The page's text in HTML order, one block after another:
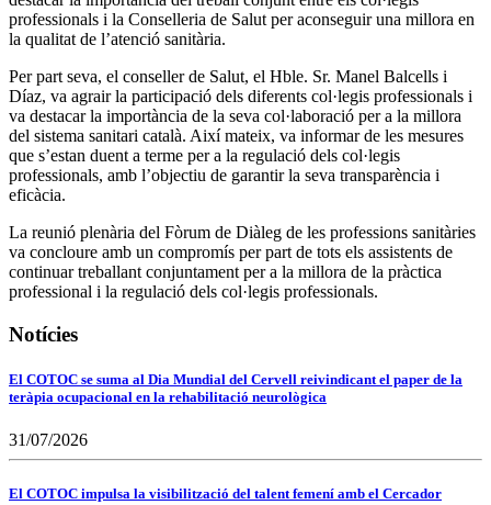
professionals i la Conselleria de Salut per aconseguir una millora en
la qualitat de l’atenció sanitària.
Per part seva, el conseller de Salut, el Hble. Sr. Manel Balcells i
Díaz, va agrair la participació dels diferents col·legis professionals i
va destacar la importància de la seva col·laboració per a la millora
del sistema sanitari català. Així mateix, va informar de les mesures
que s’estan duent a terme per a la regulació dels col·legis
professionals, amb l’objectiu de garantir la seva transparència i
eficàcia.
La reunió plenària del Fòrum de Diàleg de les professions sanitàries
va concloure amb un compromís per part de tots els assistents de
continuar treballant conjuntament per a la millora de la pràctica
professional i la regulació dels col·legis professionals.
Notícies
El COTOC se suma al Dia Mundial del Cervell reivindicant el paper de la
teràpia ocupacional en la rehabilitació neurològica
31/07/2026
El COTOC impulsa la visibilització del talent femení amb el Cercador